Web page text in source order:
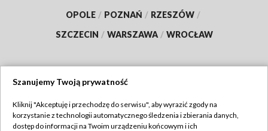
OPOLE / POZNAŃ / RZESZÓW /
SZCZECIN / WARSZAWA / WROCŁAW
TVP
Szanujemy Twoją prywatność
Kliknij "Akceptuję i przechodzę do serwisu", aby wyrazić zgody na
korzystanie z technologii automatycznego śledzenia i zbierania danych,
dostęp do informacji na Twoim urządzeniu końcowym i ich